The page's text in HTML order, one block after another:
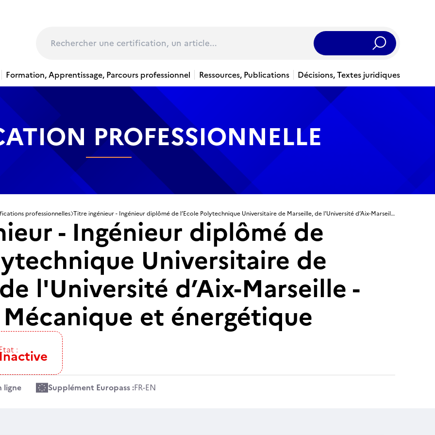
Rechercher
Formation, Apprentissage, Parcours professionnel Ressources, Publications Décisions, Textes juridiques
PROFESSIONNELLE
professionnelles Titre ingénieur - Ingénieur diplômé de l’Ecole Polytechnique Universitaire de Marseille, de l'Université d’Aix-Marseille - Spécialité Mécanique et énergétique
- Ingénieur diplômé de
Universitaire de
l'Université d’Aix-Marseille -
et énergétique
:
ligne Supplément Europass :FR-EN